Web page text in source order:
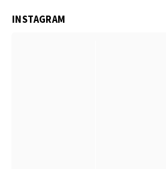
INSTAGRAM